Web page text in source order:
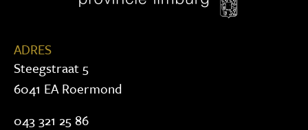
ADRES
Steegstraat 5
6041 EA Roermond
043 321 25 86